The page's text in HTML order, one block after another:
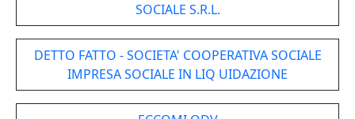
SOCIALE S.R.L.
DETTO FATTO - SOCIETA' COOPERATIVA SOCIALE
IMPRESA SOCIALE IN LIQ UIDAZIONE